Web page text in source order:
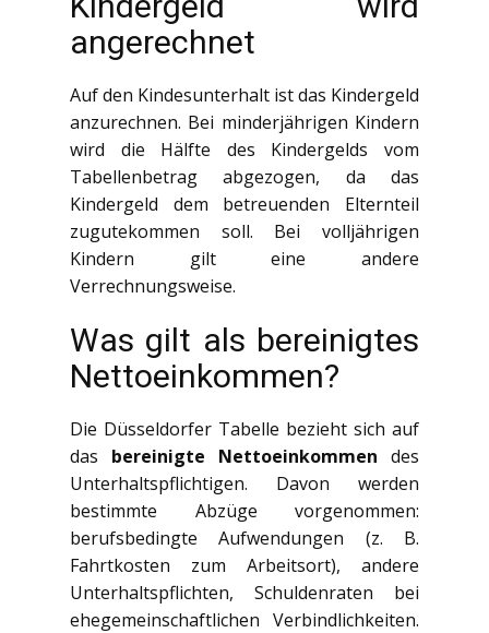
angerechnet
Auf den Kindesunterhalt ist das Kindergeld
anzurechnen. Bei minderjährigen Kindern
wird die Hälfte des Kindergelds vom
Tabellenbetrag abgezogen, da das
Kindergeld dem betreuenden Elternteil
zugutekommen soll. Bei volljährigen
Kindern gilt eine andere
Verrechnungsweise.
Was gilt als bereinigtes
Nettoeinkommen?
Die Düsseldorfer Tabelle bezieht sich auf
das bereinigte Nettoeinkommen des
Unterhaltspflichtigen. Davon werden
bestimmte Abzüge vorgenommen:
berufsbedingte Aufwendungen (z. B.
Fahrtkosten zum Arbeitsort), andere
Unterhaltspflichten, Schuldenraten bei
ehegemeinschaftlichen Verbindlichkeiten.